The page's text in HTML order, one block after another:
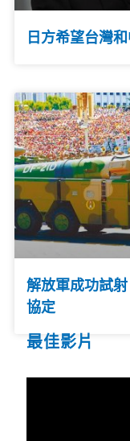
日方希望台灣
解放軍成功試
協定
最佳影片